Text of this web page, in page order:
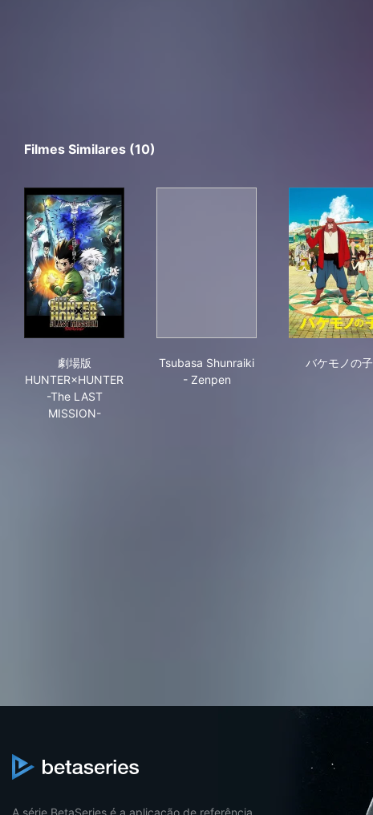
Filmes Similares (10)
劇場版
HUNTER×HUNTER
-The LAST
MISSION-
Tsubasa Shunraiki
- Zenpen
バケモノの子